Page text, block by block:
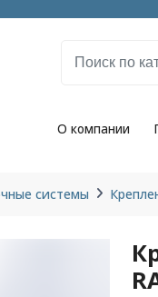
О компании
системы